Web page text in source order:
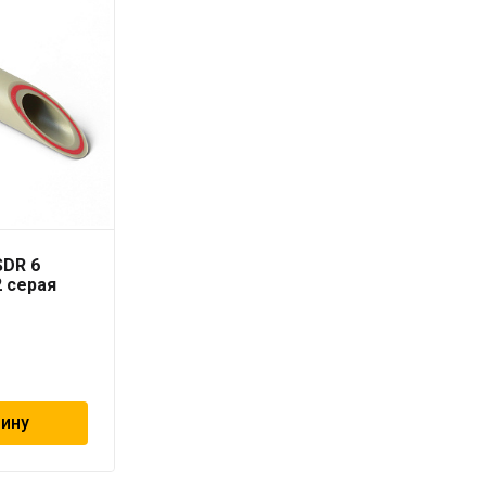
6
серая